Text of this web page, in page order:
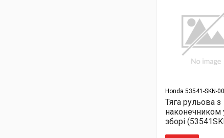
Honda 53541-SKN-
Тяга рульова з
наконечником
зборі